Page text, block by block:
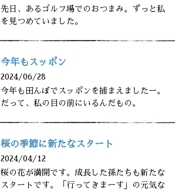
先日、あるゴルフ場でのおつまみ。ずっと私
を見つめていました。
今年もスッポン
2024/06/28
今年も田んぼでスッポンを捕まえましたー。
だって、私の目の前にいるんだもの。
桜の季節に新たなスタート
2024/04/12
桜の花が満開です。成長した孫たちも新たな
スタートです。「行ってきまーす」の元気な